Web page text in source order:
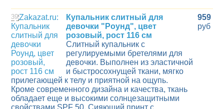
39
Купальник слитный для
девочки "Роунд", цвет
розовый, рост 116 см
Слитный купальник с
регулируемыми бретелями для
девочки. Выполнен из эластичной
и быстросохнущей ткани, мягко
прилегающей к телу и приятной на ощупь.
Кроме современного дизайна и качества, ткань
обладает еще и высокими солнцезащитными
свойствами SPF 50. Сияющий принт с
959
руб